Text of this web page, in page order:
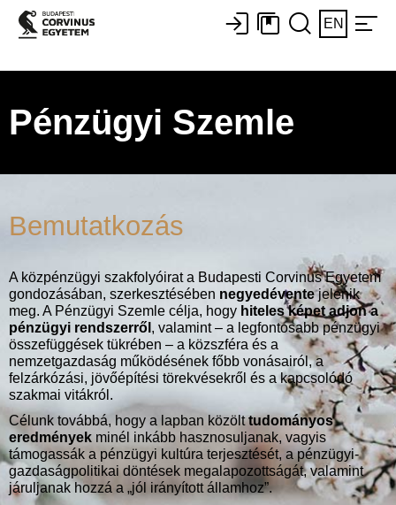
EN
Pénzügyi Szemle
Bemutatkozás
A közpénzügyi szakfolyóirat a Budapesti Corvinus Egyetem
gondozásában, szerkesztésében negyedéventejelenik
meg. A Pénzügyi Szemle célja, hogy hiteles képet adjon a
pénzügyi rendszerről , valamint – a legfontosabb pénzügyi
összefüggések tükrében – a közszféra és a
nemzetgazdaság működésének főbb vonásairól, a
felzárkózási, jövőépítési törekvésekről és a kapcsolódó
szakmai vitákról.
Célunk továbbá, hogy a lapban közölttudományos
eredmények minél inkább hasznosuljanak, vagyis
támogassák a pénzügyi kultúra terjesztését, a pénzügyi-
gazdaságpolitikai döntések megalapozottságát, valamint
járuljanak hozzá a „jól irányított államhoz”.